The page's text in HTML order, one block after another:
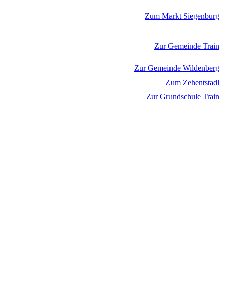
Zum Markt Siegenburg
Zur Gemeinde Train
Zur Gemeinde Wildenberg
Zum Zehentstadl
Zur Grundschule Train